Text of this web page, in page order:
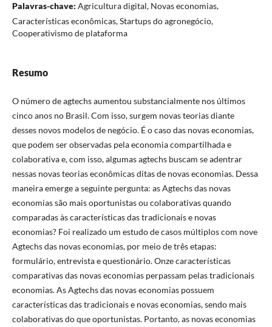
Palavras-chave: Agricultura digital, Novas economias,
Características econômicas, Startups do agronegócio,
Cooperativismo de plataforma
Resumo
O número de agtechs aumentou substancialmente nos últimos
cinco anos no Brasil. Com isso, surgem novas teorias diante
desses novos modelos de negócio. É o caso das novas economias,
que podem ser observadas pela economia compartilhada e
colaborativa e, com isso, algumas agtechs buscam se adentrar
nessas novas teorias econômicas ditas de novas economias. Dessa
maneira emerge a seguinte pergunta: as Agtechs das novas
economias são mais oportunistas ou colaborativas quando
comparadas às características das tradicionais e novas
economias? Foi realizado um estudo de casos múltiplos com nove
Agtechs das novas economias, por meio de três etapas:
formulário, entrevista e questionário. Onze características
comparativas das novas economias perpassam pelas tradicionais
economias. As Agtechs das novas economias possuem
características das tradicionais e novas economias, sendo mais
colaborativas do que oportunistas. Portanto, as novas economias